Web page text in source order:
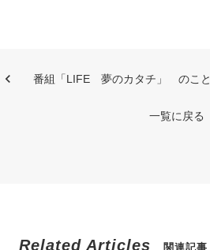
番組「LIFE 夢のカタチ」 のこと
一覧に戻る
Related Articles 関連記事